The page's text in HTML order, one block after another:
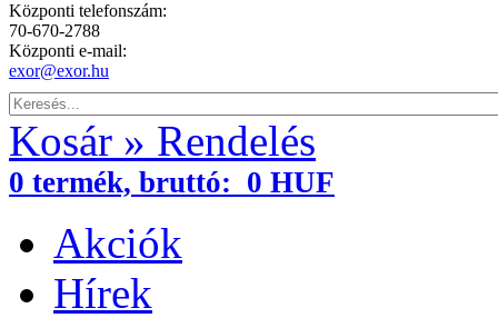
Központi telefonszám:
70-670-2788
Központi e-mail:
exor@exor.hu
Kosár » Rendelés
0 termék, bruttó: 0 HUF
Akciók
Hírek